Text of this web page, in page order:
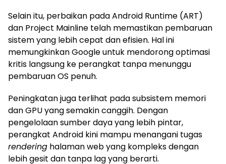
Selain itu, perbaikan pada Android Runtime (ART)
dan Project Mainline telah memastikan pembaruan
sistem yang lebih cepat dan efisien. Hal ini
memungkinkan Google untuk mendorong optimasi
kritis langsung ke perangkat tanpa menunggu
pembaruan OS penuh.
Peningkatan juga terlihat pada subsistem memori
dan GPU yang semakin canggih. Dengan
pengelolaan sumber daya yang lebih pintar,
perangkat Android kini mampu menangani tugas
rendering halaman web yang kompleks dengan
lebih gesit dan tanpa lag yang berarti.